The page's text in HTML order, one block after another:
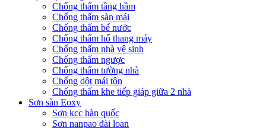
Chống thấm tầng hầm
Chống thấm sàn mái
Chống thấm bể nước
Chống thấm hố thang máy
Chống thấm nhà vệ sinh
Chống thấm ngược
Chống thấm tường nhà
Chống dột mái tôn
Chống thấm khe tiếp giáp giữa 2 nhà
Sơn sàn Eoxy
Sơn kcc hàn quốc
Sơn nanpao đài loan